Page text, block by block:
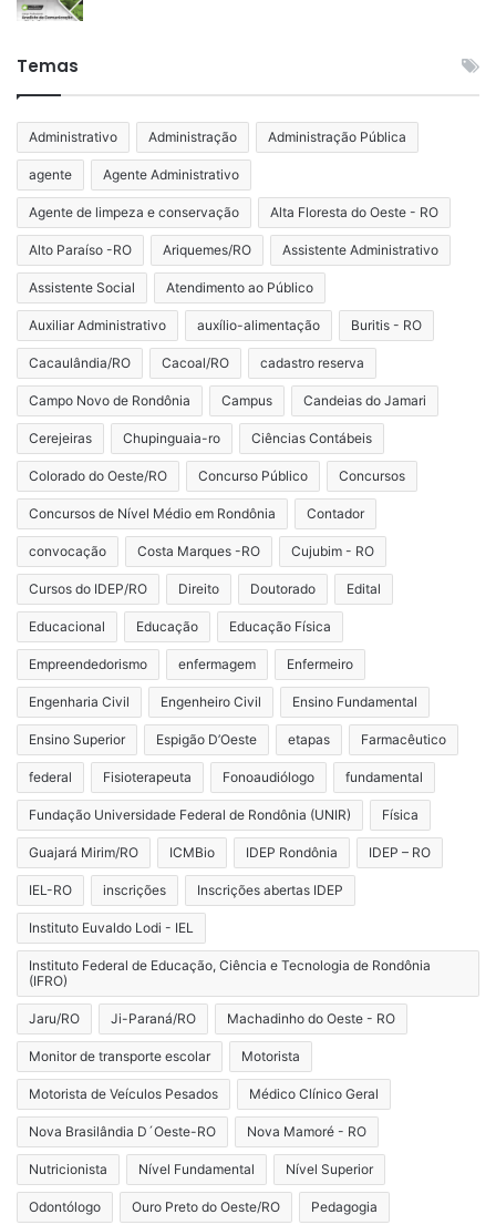
Temas
Administrativo Administração Administração Pública
agente Agente Administrativo
Agente de limpeza e conservação Alta Floresta do Oeste - RO
Alto Paraíso -RO Ariquemes/RO Assistente Administrativo
Assistente Social Atendimento ao Público
Auxiliar Administrativo auxílio-alimentação Buritis - RO
Cacaulândia/RO Cacoal/RO cadastro reserva
Campo Novo de Rondônia Campus Candeias do Jamari
Cerejeiras Chupinguaia-ro Ciências Contábeis
Colorado do Oeste/RO Concurso Público Concursos
Concursos de Nível Médio em Rondônia Contador
convocação Costa Marques -RO Cujubim - RO
Cursos do IDEP/RO Direito Doutorado Edital
Educacional Educação Educação Física
Empreendedorismo enfermagem Enfermeiro
Engenharia Civil Engenheiro Civil Ensino Fundamental
Ensino Superior Espigão D’Oeste etapas Farmacêutico
federal Fisioterapeuta Fonoaudiólogo fundamental
Fundação Universidade Federal de Rondônia (UNIR) Física
Guajará Mirim/RO ICMBio IDEP Rondônia IDEP – RO
IEL-RO inscrições Inscrições abertas IDEP
Instituto Euvaldo Lodi - IEL
Instituto Federal de Educação, Ciência e Tecnologia de Rondônia
(IFRO)
Jaru/RO Ji-Paraná/RO Machadinho do Oeste - RO
Monitor de transporte escolar Motorista
Motorista de Veículos Pesados Médico Clínico Geral
Nova Brasilândia D´Oeste-RO Nova Mamoré - RO
Nutricionista Nível Fundamental Nível Superior
Odontólogo Ouro Preto do Oeste/RO Pedagogia